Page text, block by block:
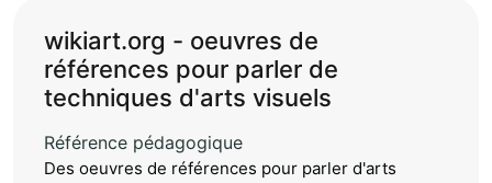
wikiart.org - oeuvres de
références pour parler de
techniques d'arts visuels
Référence pédagogique
Des oeuvres de références pour parler d'arts